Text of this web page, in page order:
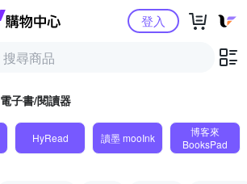
Yahoo購物中心登入
電子書/閱讀器
HyRead 讀墨 mooInk
博客來
BooksPad